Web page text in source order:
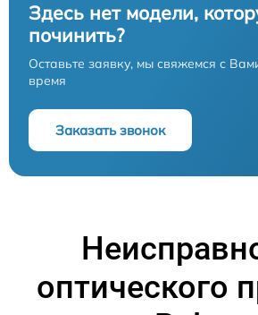
Здесь нет модели,
починить?
Оставьте заявку, мы свяжемся с
время
Заказать звонок
оптического